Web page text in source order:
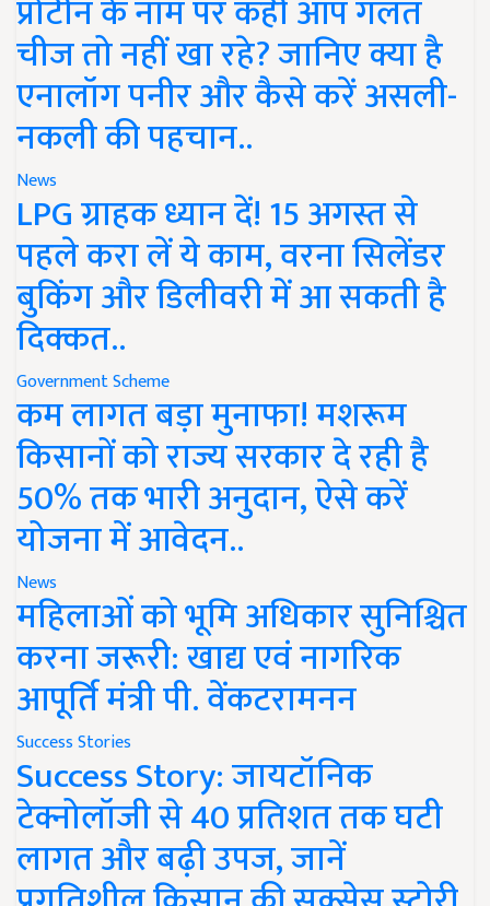
प्रोटीन के नाम पर कहीं आप गलत
चीज तो नहीं खा रहे? जानिए क्या है
एनालॉग पनीर और कैसे करें असली-
नकली की पहचान..
News
LPG ग्राहक ध्यान दें! 15 अगस्त से
पहले करा लें ये काम, वरना सिलेंडर
बुकिंग और डिलीवरी में आ सकती है
दिक्कत..
Government Scheme
कम लागत बड़ा मुनाफा! मशरूम
किसानों को राज्य सरकार दे रही है
50% तक भारी अनुदान, ऐसे करें
योजना में आवेदन..
News
महिलाओं को भूमि अधिकार सुनिश्चित
करना जरूरी: खाद्य एवं नागरिक
आपूर्ति मंत्री पी. वेंकटरामनन
Success Stories
Success Story: जायटॉनिक
टेक्नोलॉजी से 40 प्रतिशत तक घटी
लागत और बढ़ी उपज, जानें